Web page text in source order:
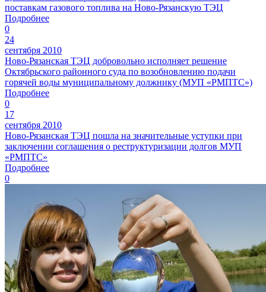
поставкам газового топлива на Ново-Рязанскую ТЭЦ
Подробнее
0
24
сентября 2010
Ново-Рязанская ТЭЦ добровольно исполняет решение
Октябрьского районного суда по возобновлению подачи
горячей воды муниципальному должнику (МУП «РМПТС»)
Подробнее
0
17
сентября 2010
Ново-Рязанская ТЭЦ пошла на значительные уступки при
заключении соглашения о реструктуризации долгов МУП
«РМПТС»
Подробнее
0